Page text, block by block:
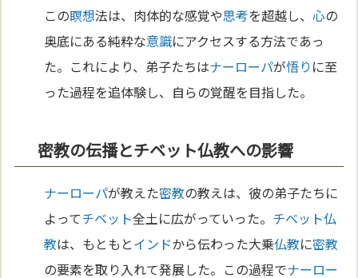
この瞑想法は、肉体的な感覚や思考を超越し、心の
奥底にある純粋な意識にアクセスする方法であっ
た。これにより、弟子たちはナーローパが悟り に至
った過程を追体験し、自らの覚醒を目指した。
密教の伝播とチベット仏教への影響
ナーローパが教えた密教の教えは、彼の弟子たちに
よってチベット全土に広がっていった。 チベット仏
教は、もともとインドから伝わった大乗仏教に密教
の要素を取り入れて発展した。この過程でナーロー